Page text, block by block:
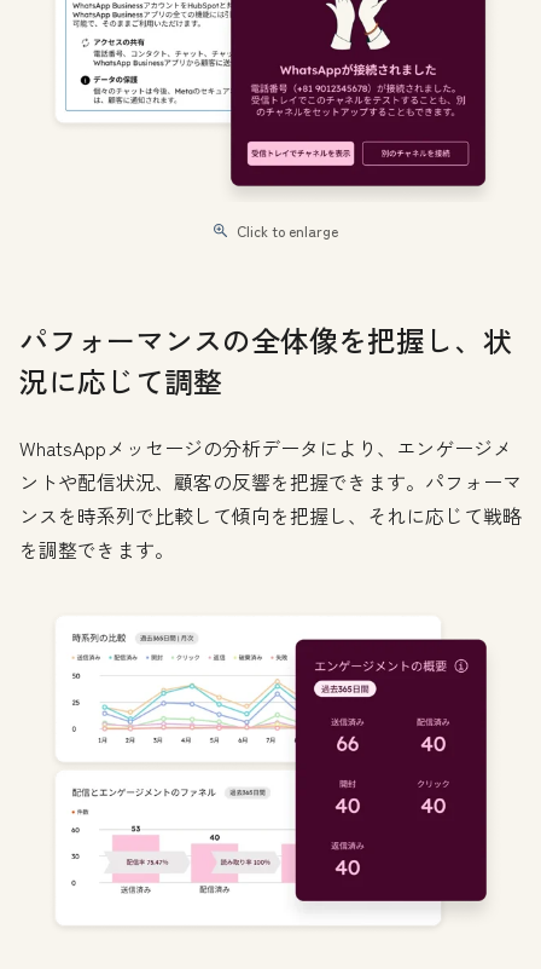
Click to enlarge
パフォーマンスの全体像を把握し、状
況に応じて調整
WhatsAppメッセージの分析データにより、エンゲージメ
ントや配信状況、顧客の反響を把握できます。パフォーマ
ンスを時系列で比較して傾向を把握し、それに応じて戦略
を調整できます。